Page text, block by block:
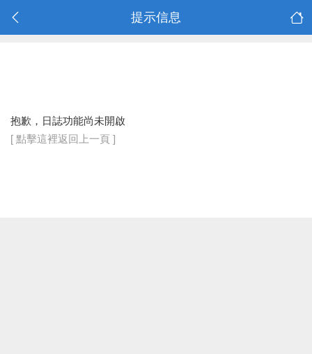
提示信息
抱歉，日誌功能尚未開啟
[ 點擊這裡返回上一頁 ]